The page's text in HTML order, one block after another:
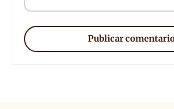
Publicar